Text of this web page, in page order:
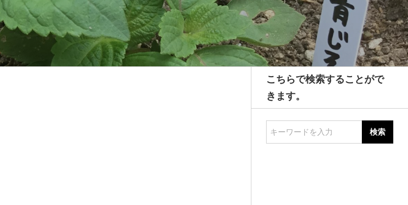
こちらで検索することがで
きます。
キーワードを入力